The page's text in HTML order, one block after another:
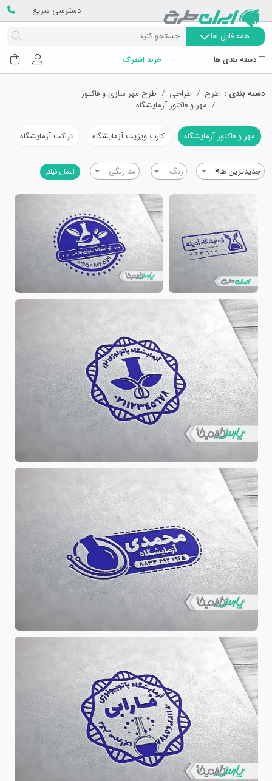
دسترسی سریع
همه فایل ها
دسته بندی ها خرید اشتراک
دسته بندی : طرح طراحی
طرح مهر سازی و فاکتور
مهر و فاکتور آزمایشگاه
مهر و فاکتور آزمایشگاه کارت ویزیت آزمایشگاه تراکت آزمایشگاه
×جدیدترین ها رنگ مد رنگی اعمال فیلتر